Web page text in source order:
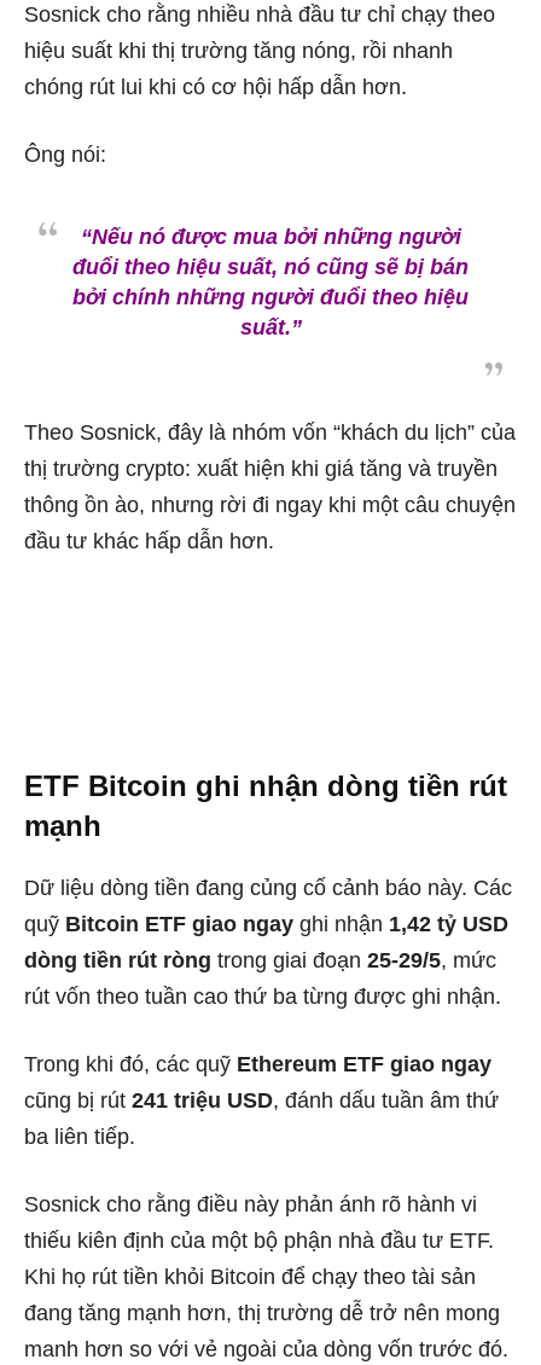
Sosnick cho rằng nhiều nhà đầu tư chỉ chạy theo
hiệu suất khi thị trường tăng nóng, rồi nhanh
chóng rút lui khi có cơ hội hấp dẫn hơn.
Ông nói:
“Nếu nó được mua bởi những người
đuổi theo hiệu suất, nó cũng sẽ bị bán
bởi chính những người đuổi theo hiệu
suất.”
Theo Sosnick, đây là nhóm vốn “khách du lịch” của
thị trường crypto: xuất hiện khi giá tăng và truyền
thông ồn ào, nhưng rời đi ngay khi một câu chuyện
đầu tư khác hấp dẫn hơn.
ETF Bitcoin ghi nhận dòng tiền rút
mạnh
Dữ liệu dòng tiền đang củng cố cảnh báo này. Các
quỹ Bitcoin ETF giao ngay ghi nhận 1,42 tỷ USD
dòng tiền rút ròng trong giai đoạn 25-29/5, mức
rút vốn theo tuần cao thứ ba từng được ghi nhận.
Trong khi đó, các quỹ Ethereum ETF giao ngay
cũng bị rút 241 triệu USD, đánh dấu tuần âm thứ
ba liên tiếp.
Sosnick cho rằng điều này phản ánh rõ hành vi
thiếu kiên định của một bộ phận nhà đầu tư ETF.
Khi họ rút tiền khỏi Bitcoin để chạy theo tài sản
đang tăng mạnh hơn, thị trường dễ trở nên mong
manh hơn so với vẻ ngoài của dòng vốn trước đó.